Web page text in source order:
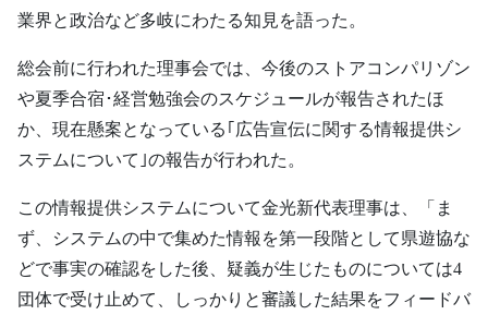
業界と政治など多岐にわたる知見を語った。
総会前に行われた理事会では、今後のストアコンパリゾン
や夏季合宿･経営勉強会のスケジュールが報告されたほ
か、現在懸案となっている｢広告宣伝に関する情報提供シ
ステムについて｣の報告が行われた。
この情報提供システムについて金光新代表理事は、「ま
ず、システムの中で集めた情報を第一段階として県遊協な
どで事実の確認をした後、疑義が生じたものについては4
団体で受け止めて、しっかりと審議した結果をフィードバ